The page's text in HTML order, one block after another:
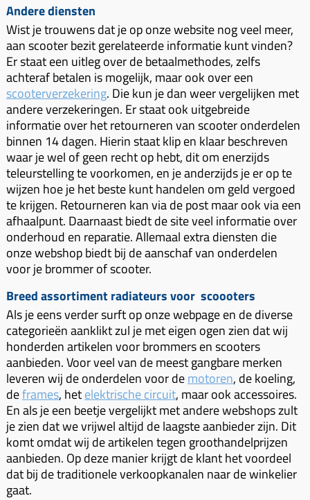
Koppeling compleet
Koppeling trekveer
Ketting / tandwiel
Koeling (delen)
Overbrenging
Andere diensten
Wist je trouwens dat je op onze website nog veel meer,
aan scooter bezit gerelateerde informatie kunt vinden?
Er staat een uitleg over de betaalmethodes, zelfs
achteraf betalen is mogelijk, maar ook over een
scooterverzekering. Die kun je dan weer vergelijken met
andere verzekeringen. Er staat ook uitgebreide
informatie over het retourneren van scooter onderdelen
binnen 14 dagen. Hierin staat klip en klaar beschreven
waar je wel of geen recht op hebt, dit om enerzijds
teleurstelling te voorkomen, en je anderzijds je er op te
wijzen hoe je het beste kunt handelen om geld vergoed
te krijgen. Retourneren kan via de post maar ook via een
afhaalpunt. Daarnaast biedt de site veel informatie over
onderhoud en reparatie. Allemaal extra diensten die
onze webshop biedt bij de aanschaf van onderdelen
voor je brommer of scooter.
Breed assortiment radiateurs voor scoooters
Als je eens verder surft op onze webpage en de diverse
categorieën aanklikt zul je met eigen ogen zien dat wij
honderden artikelen voor brommers en scooters
aanbieden. Voor veel van de meest gangbare merken
leveren wij de onderdelen voor demotoren, de koeling,
deframes, hetelektrische circuit, maar ook accessoires.
En als je een beetje vergelijkt met andere webshops zult
je zien dat we vrijwel altijd de laagste aanbieder zijn. Dit
komt omdat wij de artikelen tegen groothandelprijzen
aanbieden. Op deze manier krijgt de klant het voordeel
dat bij de traditionele verkoopkanalen naar de winkelier
gaat.